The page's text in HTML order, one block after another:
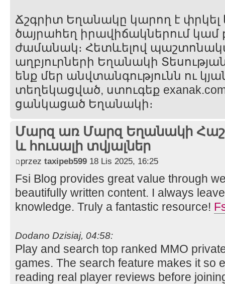
Ճշգրիտ Եղանակը կարող է
ծայրահեղ իրավիճակներում
ժամանակ։ Հետևելով
աղբյուրների Եղանակի
ենք մեր անվտանգությունն ու
տեղեկացված, ստուգեք
ցանկացած Եղանակի։
Մարզ առ Մարզ Եղանակի
և հուսալի տվյալներ
przez taxipeb599 18 Lis 2025, 16:25
Fsi Blog provides great value through
beautifully written content. I always
knowledge. Truly a fantastic resource!
Dodano Dzisiaj, 04:58:
Play and search top ranked MMO
games. The search feature makes it so
reading real player reviews before